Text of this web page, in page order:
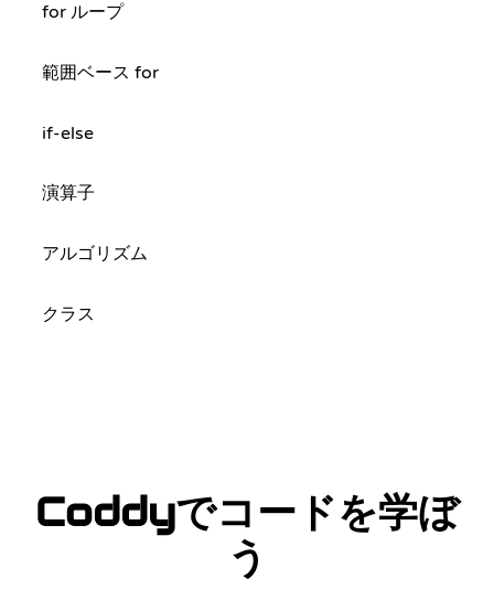
for ループ
範囲ベース for
if-else
演算子
アルゴリズム
クラス
Coddyでコードを学ぼ
う